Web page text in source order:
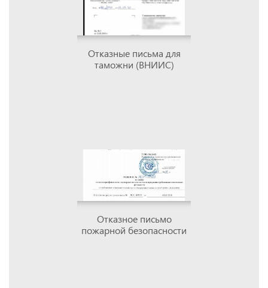
Отказные письма для
таможни (ВНИИС)
Отказное письмо
пожарной безопасности